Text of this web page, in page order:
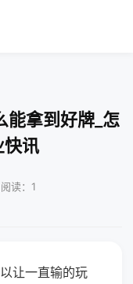
能拿到好牌_怎
快讯
读：1
让一直输的玩